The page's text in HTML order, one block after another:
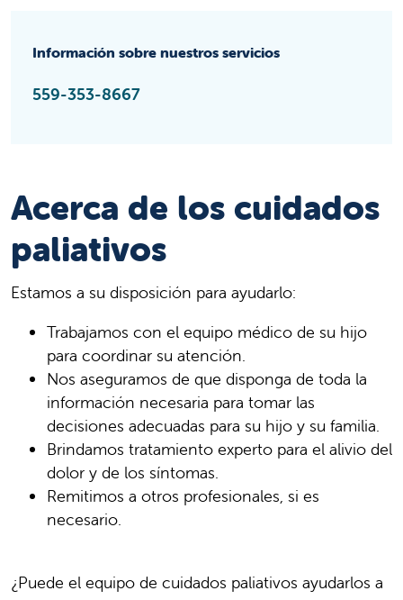
Información sobre nuestros servicios
559-353-8667
Acerca de los cuidados
paliativos
Estamos a su disposición para ayudarlo:
Trabajamos con el equipo médico de su hijo
para coordinar su atención.
Nos aseguramos de que disponga de toda la
información necesaria para tomar las
decisiones adecuadas para su hijo y su familia.
Brindamos tratamiento experto para el alivio del
dolor y de los síntomas.
Remitimos a otros profesionales, si es
necesario.
¿Puede el equipo de cuidados paliativos ayudarlos a